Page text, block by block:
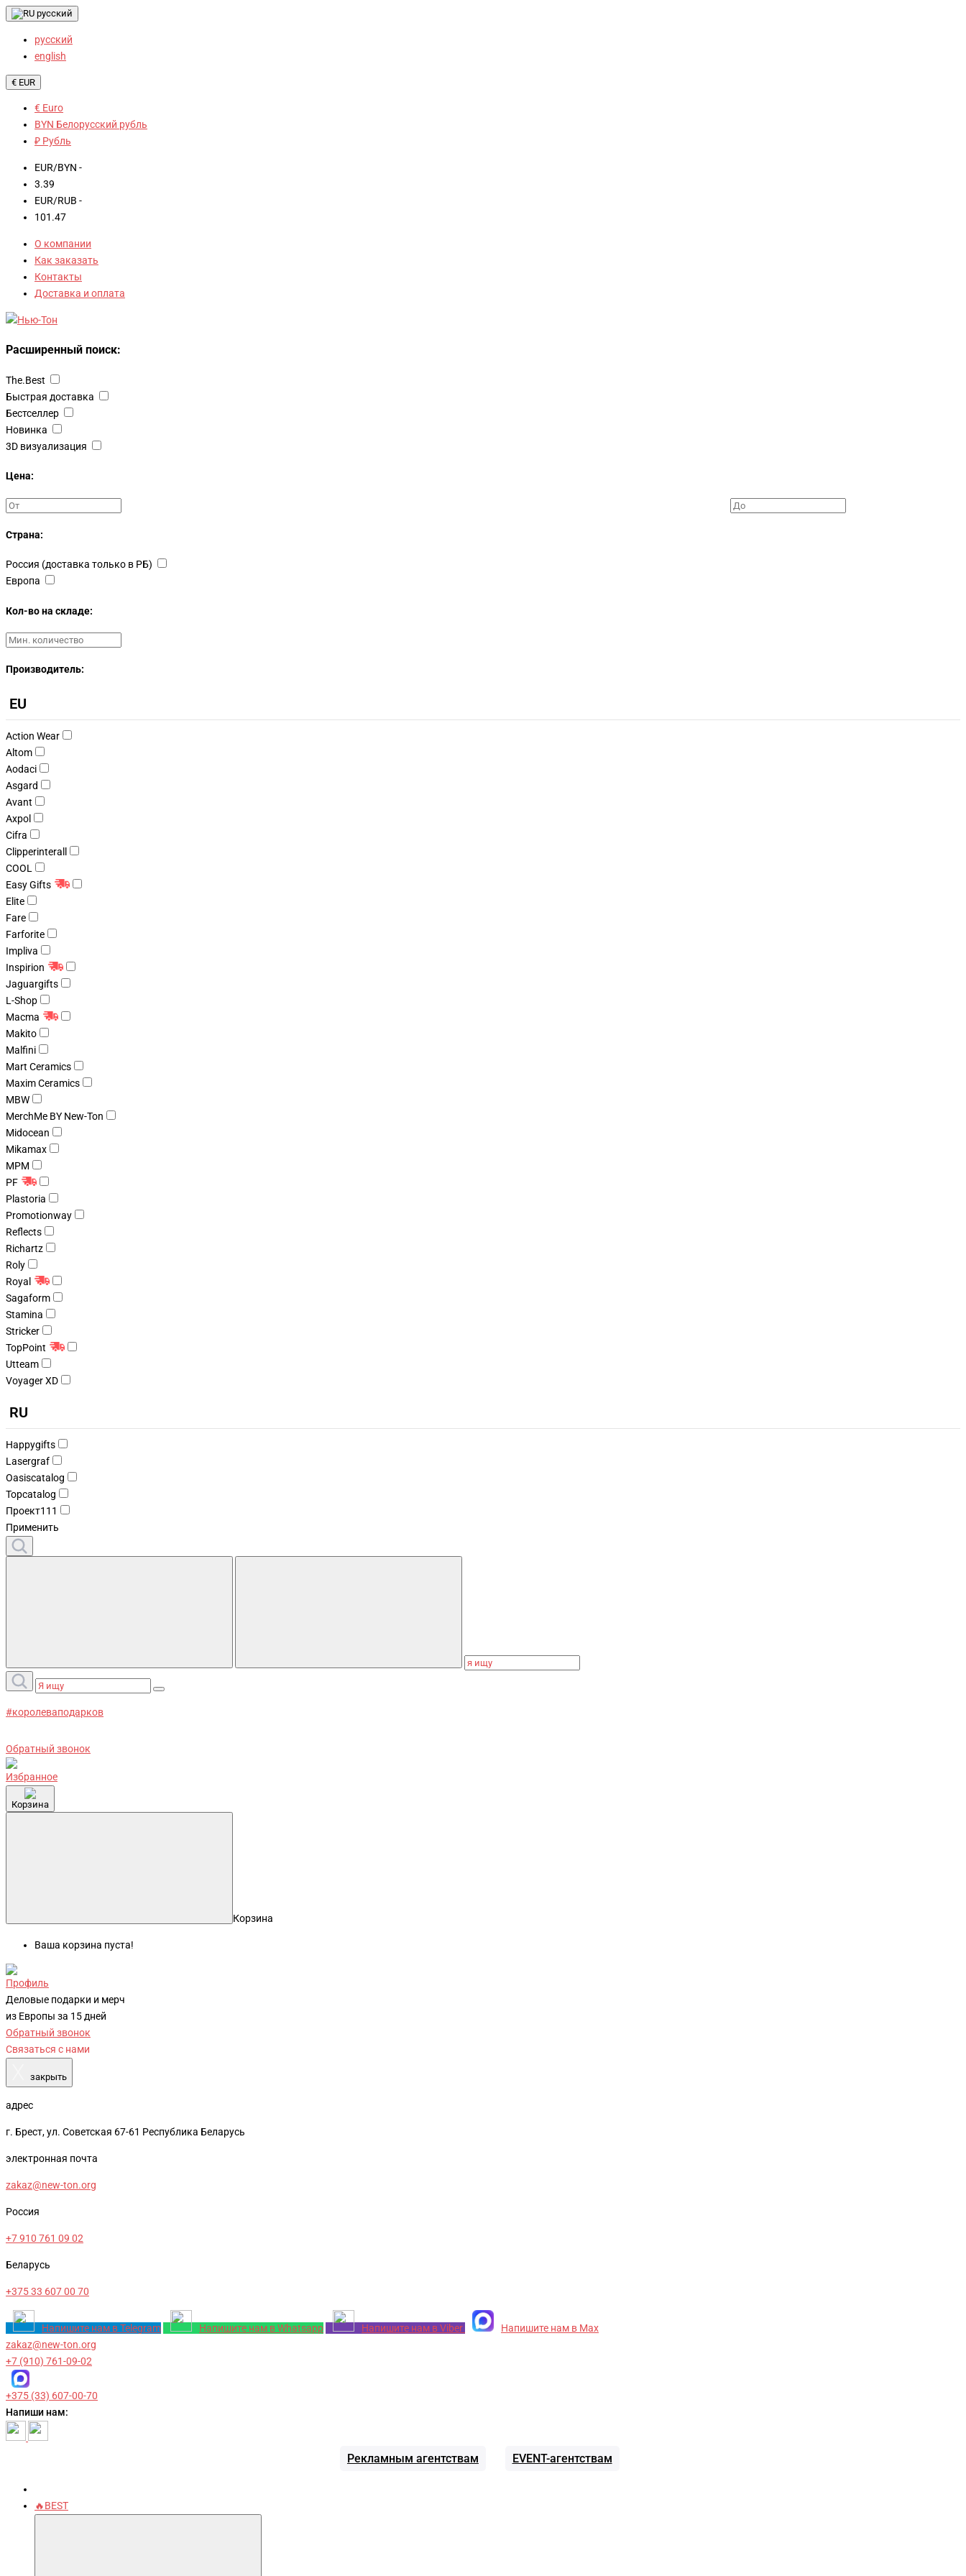
русский
русский
english
€ EUR
€ Euro
BYN Белорусский рубль
₽ Рубль
EUR/BYN -
3.39
EUR/RUB -
101.47
О компании
Как заказать
Контакты
Доставка и оплата
Расширенный поиск:
The.Best
Быстрая доставка
Бестселлер
Новинка
3D визуализация
Цена:
Страна:
Россия (доставка только в РБ)
Европа
Кол-во на складе:
Производитель:
EU
Action Wear
Altom
Aodaci
Asgard
Avant
Axpol
Cifra
Clipperinterall
COOL
Easy Gifts
Elite
Fare
Farforite
Impliva
Inspirion
Jaguargifts
L-Shop
Macma
Makito
Malfini
Mart Ceramics
Maxim Ceramics
MBW
MerchMe BY New-Ton
Midocean
Mikamax
MPM
PF
Plastoria
Promotionway
Reflects
Richartz
Roly
Royal
Sagaform
Stamina
Stricker
TopPoint
Utteam
Voyager XD
RU
Happygifts
Lasergraf
Oasiscatalog
Topcatalog
Проект111
Применить
#королеваподарков
Обратный звонок
Избранное
Корзина
Корзина
Ваша корзина пуста!
Профиль
Деловые подарки и мерч
из Европы за 15 дней
Обратный звонок
Связаться с нами
закрыть
адрес
г. Брест, ул. Советская 67-61 Республика Беларусь
электронная почта
zakaz@new-ton.org
Россия
+7 910 761 09 02
Беларусь
+375 33 607 00 70
Напишите нам в Telegram Напишите нам в Whatsapp Напишите нам в Viber
Напишите нам в Max
zakaz@new-ton.org
+7 (910) 761-09-02
+375 (33) 607-00-70
Напиши нам:
Рекламным агентствам EVENT-агентствам
🔥BEST